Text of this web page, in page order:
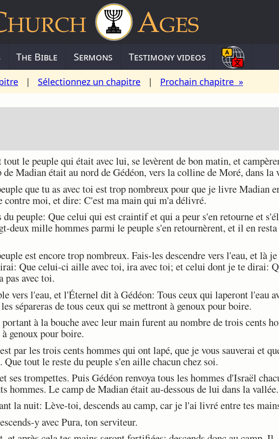
The Bible Sermons Testimony videos
| Sélectionnez un chapitre | Prochain chapitre »
tout le peuple qui était avec lui, se levèrent de bon matin, et
Madian était au nord de Gédéon, vers la colline de Moré, dans la
que tu as avec toi est trop nombreux pour que je livre Madian
moi, et dire: C'est ma main qui m'a délivré.
peuple: Que celui qui est craintif et qui a peur s'en retourne et
deux mille hommes parmi le peuple s'en retournèrent, et il en
est encore trop nombreux. Fais-les descendre vers l'eau, et là
Que celui-ci aille avec toi, ira avec toi; et celui dont je te dirai:
avec toi.
vers l'eau, et l'Éternel dit à Gédéon: Tous ceux qui laperont l'eau
sépareras de tous ceux qui se mettront à genoux pour boire.
à la bouche avec leur main furent au nombre de trois cents
genoux pour boire.
par les trois cents hommes qui ont lapé, que je vous sauverai et
tout le reste du peuple s'en aille chacun chez soi.
ses trompettes. Puis Gédéon renvoya tous les hommes d'Israël
hommes. Le camp de Madian était au-dessous de lui dans la vallée.
la nuit: Lève-toi, descends au camp, car je l'ai livré entre tes
y avec Pura, ton serviteur.